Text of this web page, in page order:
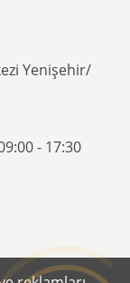
Yenişehir/
- 17:30